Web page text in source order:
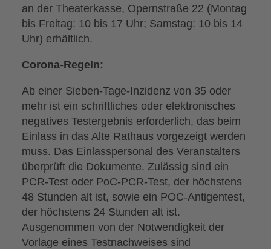
an der Theaterkasse, Opernstraße 22 (Montag
bis Freitag: 10 bis 17 Uhr; Samstag: 10 bis 14
Uhr) erhältlich.
Corona-Regeln:
Ab einer Sieben-Tage-Inzidenz von 35 oder
mehr ist ein schriftliches oder elektronisches
negatives Testergebnis erforderlich, das beim
Einlass in das Alte Rathaus vorgezeigt werden
muss. Das Einlasspersonal des Veranstalters
überprüft die Dokumente. Zulässig sind ein
PCR-Test oder PoC-PCR-Test, der höchstens
48 Stunden alt ist, sowie ein POC-Antigentest,
der höchstens 24 Stunden alt ist.
Ausgenommen von der Notwendigkeit der
Vorlage eines Testnachweises sind